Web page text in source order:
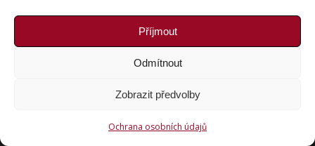
Příjmout
Odmítnout
Zobrazit předvolby
Ochrana osobních údajů
Copyright © Weiron Dynamics, s.r.o. |
stránekaSEO